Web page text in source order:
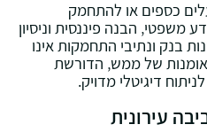
כספים או להתחמק
הבנה פיננסית וניסיון
בנק ונתיבי התחמקות אינו
אומנות של ממש‚ הדורשת
דיגיטלי מדויק.
עירונית